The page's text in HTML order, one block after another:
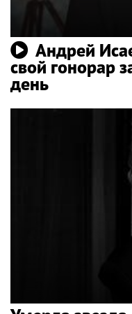
Андрей
свой гонорар
день